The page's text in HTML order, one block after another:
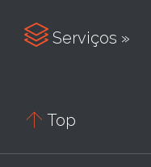
 Serviços »
 Top